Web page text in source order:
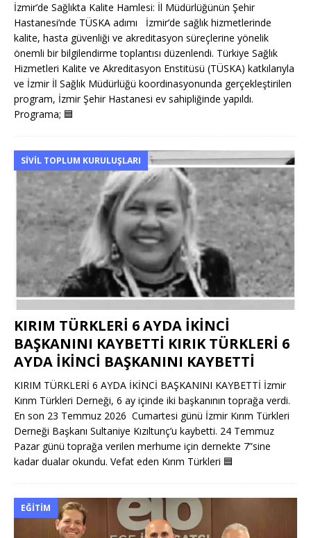
İzmir’de Sağlıkta Kalite Hamlesi: İl Müdürlüğünün Şehir
Hastanesi’nde TÜSKA adımı İzmir’de sağlık hizmetlerinde
kalite, hasta güvenliği ve akreditasyon süreçlerine yönelik
önemli bir bilgilendirme toplantısı düzenlendi. Türkiye Sağlık
Hizmetleri Kalite ve Akreditasyon Enstitüsü (TÜSKA) katkılarıyla
ve İzmir İl Sağlık Müdürlüğü koordinasyonunda gerçekleştirilen
program, İzmir Şehir Hastanesi ev sahipliğinde yapıldı.
Programa; 🟦
SIVIL TOPLUM KURULUŞLARI
KIRIM TÜRKLERİ 6 AYDA İKİNCİ
BAŞKANINI KAYBETTİ KIRIK TÜRKLERİ 6
AYDA İKİNCİ BAŞKANINI KAYBETTİ
KIRIM TÜRKLERİ 6 AYDA İKİNCİ BAŞKANINI KAYBETTİ İzmir
Kırım Türkleri Derneği, 6 ay içinde iki başkanının toprağa verdi.
En son 23 Temmuz 2026 Cumartesi günü İzmir Kırım Türkleri
Derneği Başkanı Sultaniye Kızıltunç’u kaybetti. 24 Temmuz
Pazar günü toprağa verilen merhume için dernekte 7”sine
kadar dualar okundu. Vefat eden Kırım Türkleri 🟦
EĞITIM